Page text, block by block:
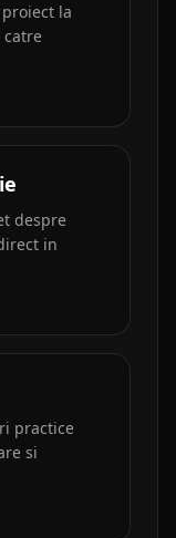
la
despre
in
practice
si